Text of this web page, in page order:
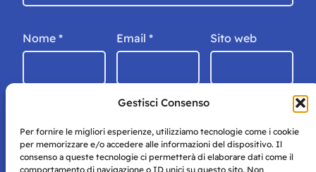
Gestisci Consenso
Per fornire le migliori esperienze, utilizziamo tecnologie come i cookie
per memorizzare e/o accedere alle informazioni del dispositivo. Il
consenso a queste tecnologie ci permetterà di elaborare dati come il
comportamento di navigazione o ID unici su questo sito. Non
Nome * Email * Sito web